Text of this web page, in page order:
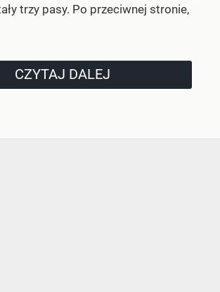
trzy pasy. Po przeciwnej stronie,
CZYTAJ DALEJ